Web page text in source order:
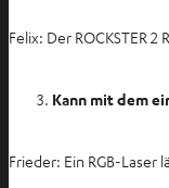
Felix: Der ROCKSTER
Kann mit dem
Frieder: Ein RGB-